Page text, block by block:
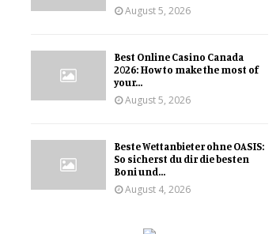
August 5, 2026
Best Online Casino Canada
2026: How to make the most of
your...
August 5, 2026
Beste Wettanbieter ohne OASIS:
So sicherst du dir die besten
Boni und...
August 4, 2026